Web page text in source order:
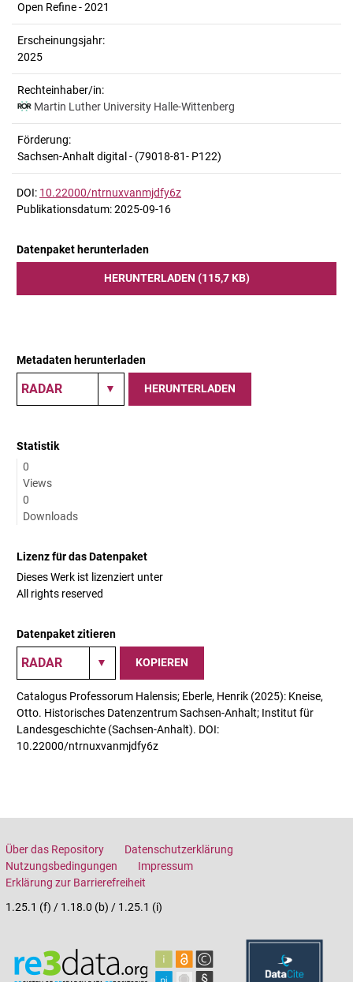
Open Refine - 2021
Erscheinungsjahr:
2025
Rechteinhaber/in:
Martin Luther University Halle-Wittenberg
Förderung:
Sachsen-Anhalt digital - (79018-81- P122)
DOI: 10.22000/ntrnuxvanmjdfy6z
Publikationsdatum: 2025-09-16
Datenpaket herunterladen
HERUNTERLADEN (115,7 KB)
Metadaten herunterladen
HERUNTERLADEN
Statistik
0
Views
0
Downloads
Lizenz für das Datenpaket
Dieses Werk ist lizenziert unter
All rights reserved
Datenpaket zitieren
KOPIEREN
Catalogus Professorum Halensis; Eberle, Henrik (2025): Kneise,
Otto. Historisches Datenzentrum Sachsen-Anhalt; Institut für
Landesgeschichte (Sachsen-Anhalt). DOI:
10.22000/ntrnuxvanmjdfy6z
Über das Repository
Datenschutzerklärung
Nutzungsbedingungen
Impressum
Erklärung zur Barrierefreiheit
1.25.1 (f) / 1.18.0 (b) / 1.25.1 (i)